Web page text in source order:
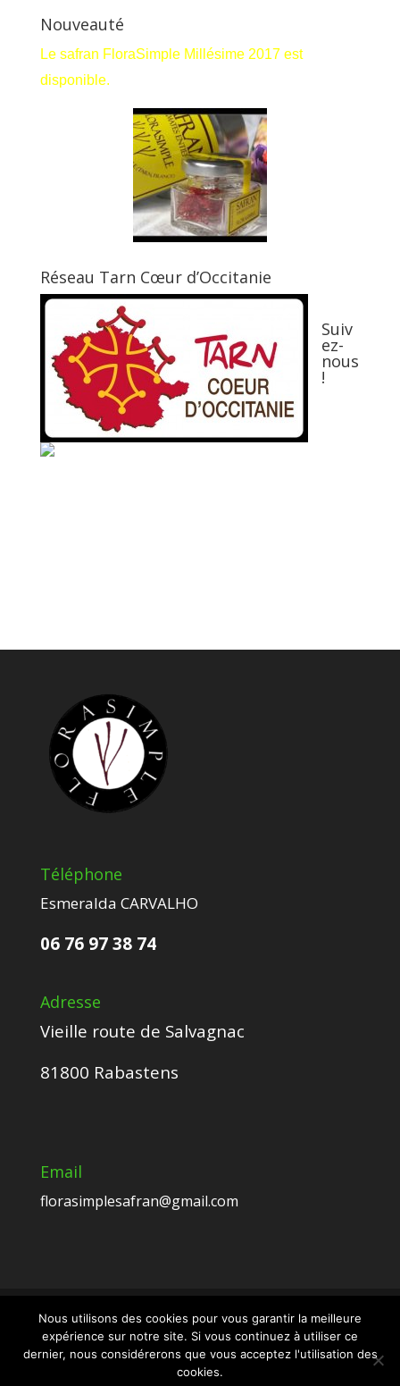
Nouveauté
Le safran FloraSimple Millésime 2017 est
disponible.
Réseau Tarn Cœur d’Occitanie
Suiv
ez-
nous
!
Téléphone
Esmeralda CARVALHO
06 76 97 38 74
Adresse
Vieille route de Salvagnac
81800 Rabastens
Email
florasimplesafran@gmail.com
Crédits Esmeralda CARVALHO - Tous droits
Mentions légales et protection
Nous utilisons des cookies pour vous garantir la meilleure
expérience sur notre site. Si vous continuez à utiliser ce
dernier, nous considérerons que vous acceptez l'utilisation des
cookies.